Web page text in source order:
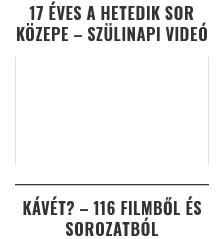
17 ÉVES A HETEDIK SOR
KÖZEPE – SZÜLINAPI VIDEÓ
KÁVÉT? – 116 FILMBŐL ÉS
SOROZATBÓL